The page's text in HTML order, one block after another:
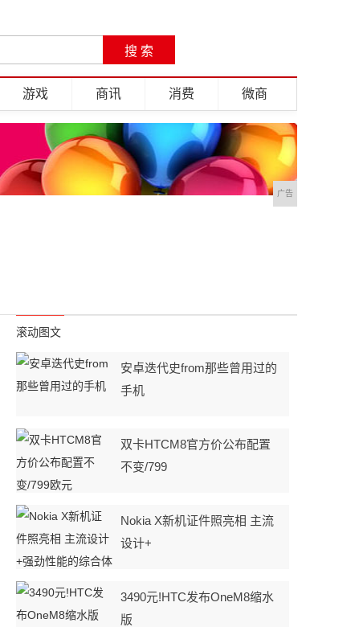
游戏 商讯 消费 微商
广告
滚动图文
安卓迭代史from那些曾用过的
手机
双卡HTCM8官方价公布配置
不变/799
Nokia X新机证件照亮相 主流
设计+
3490元!HTC发布OneM8缩水
版